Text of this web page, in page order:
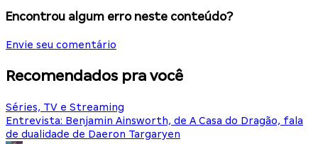
Encontrou algum erro neste conteúdo?
Envie seu comentário
Recomendados pra você
Séries, TV e Streaming
Entrevista: Benjamin Ainsworth, de A Casa do Dragão, fala
de dualidade de Daeron Targaryen